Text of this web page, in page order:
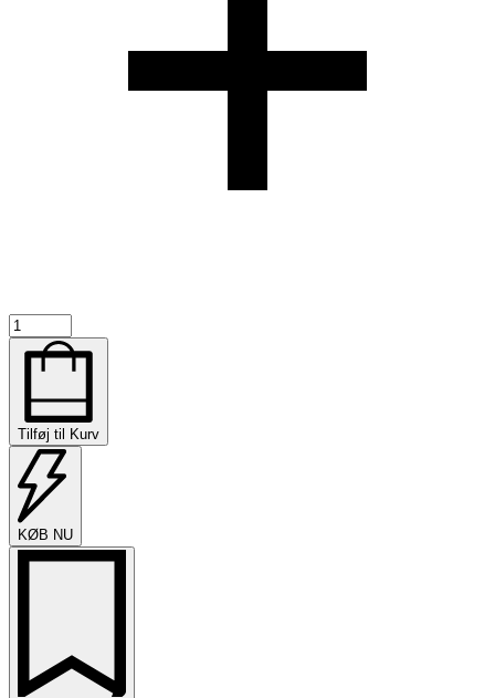
V3
-
PRO
Fingerboard
26139
antal
Tilføj til Kurv
KØB NU